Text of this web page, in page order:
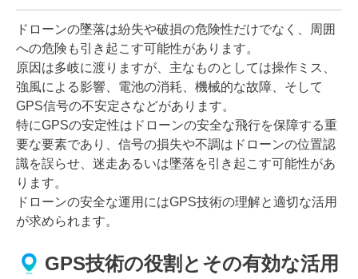
ドローンの墜落は紛失や破損の危険性だけでなく、周囲
への危険も引き起こす可能性があります。
原因は多岐に渡りますが、主なものとしては操作ミス、
強風による影響、電池の消耗、機械的な故障、そして
GPS信号の不安定さなどがあります。
特にGPSの安定性はドローンの安全な飛行を保障する重
要な要素であり、信号の損失や不調はドローンの位置認
識を誤らせ、迷走あるいは墜落を引き起こす可能性があ
ります。
ドローンの安全な運用にはGPS技術の理解と適切な活用
が求められます。
GPS技術の役割とその有効な活用